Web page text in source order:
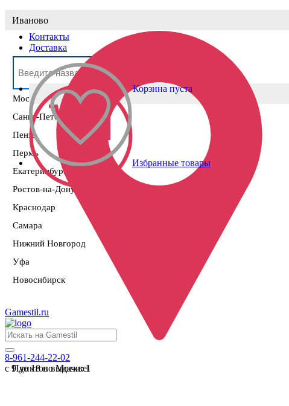
Выберите населённый пункт
Москва
Санкт-Петербург
Пенза
Пермь
Екатеринбург
Ростов-на-Дону
Краснодар
Самара
Нижний Новгород
Уфа
Новосибирск
Иваново
Пунктов выдачи:1
Контакты
Доставка
Избранные товары
Корзина пуста
Gamestil.ru
8-961-244-22-02
с 9 до 18 по Москве